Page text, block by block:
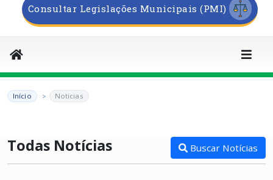
Consultar Legislações Municipais (PMI)
Início Noticias
Todas Notícias Buscar Notícias